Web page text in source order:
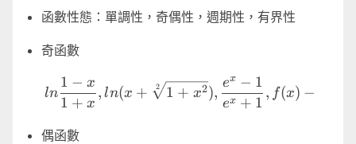
函數性態：單調性，奇偶性，週期性，有界性
奇函數
ln{\frac{1-
ln
1 + x
1 − x
, ln(x + 2 1 + x2),
ex + 1
ex − 1
, f(x) −
偶函數